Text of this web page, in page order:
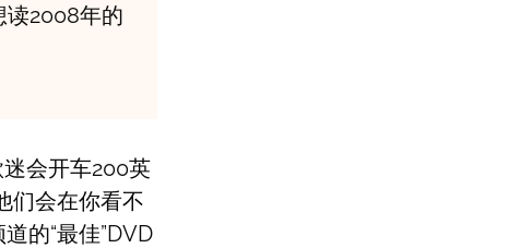
读2008年的
会开车200英
们会在你看不
的“最佳”DVD